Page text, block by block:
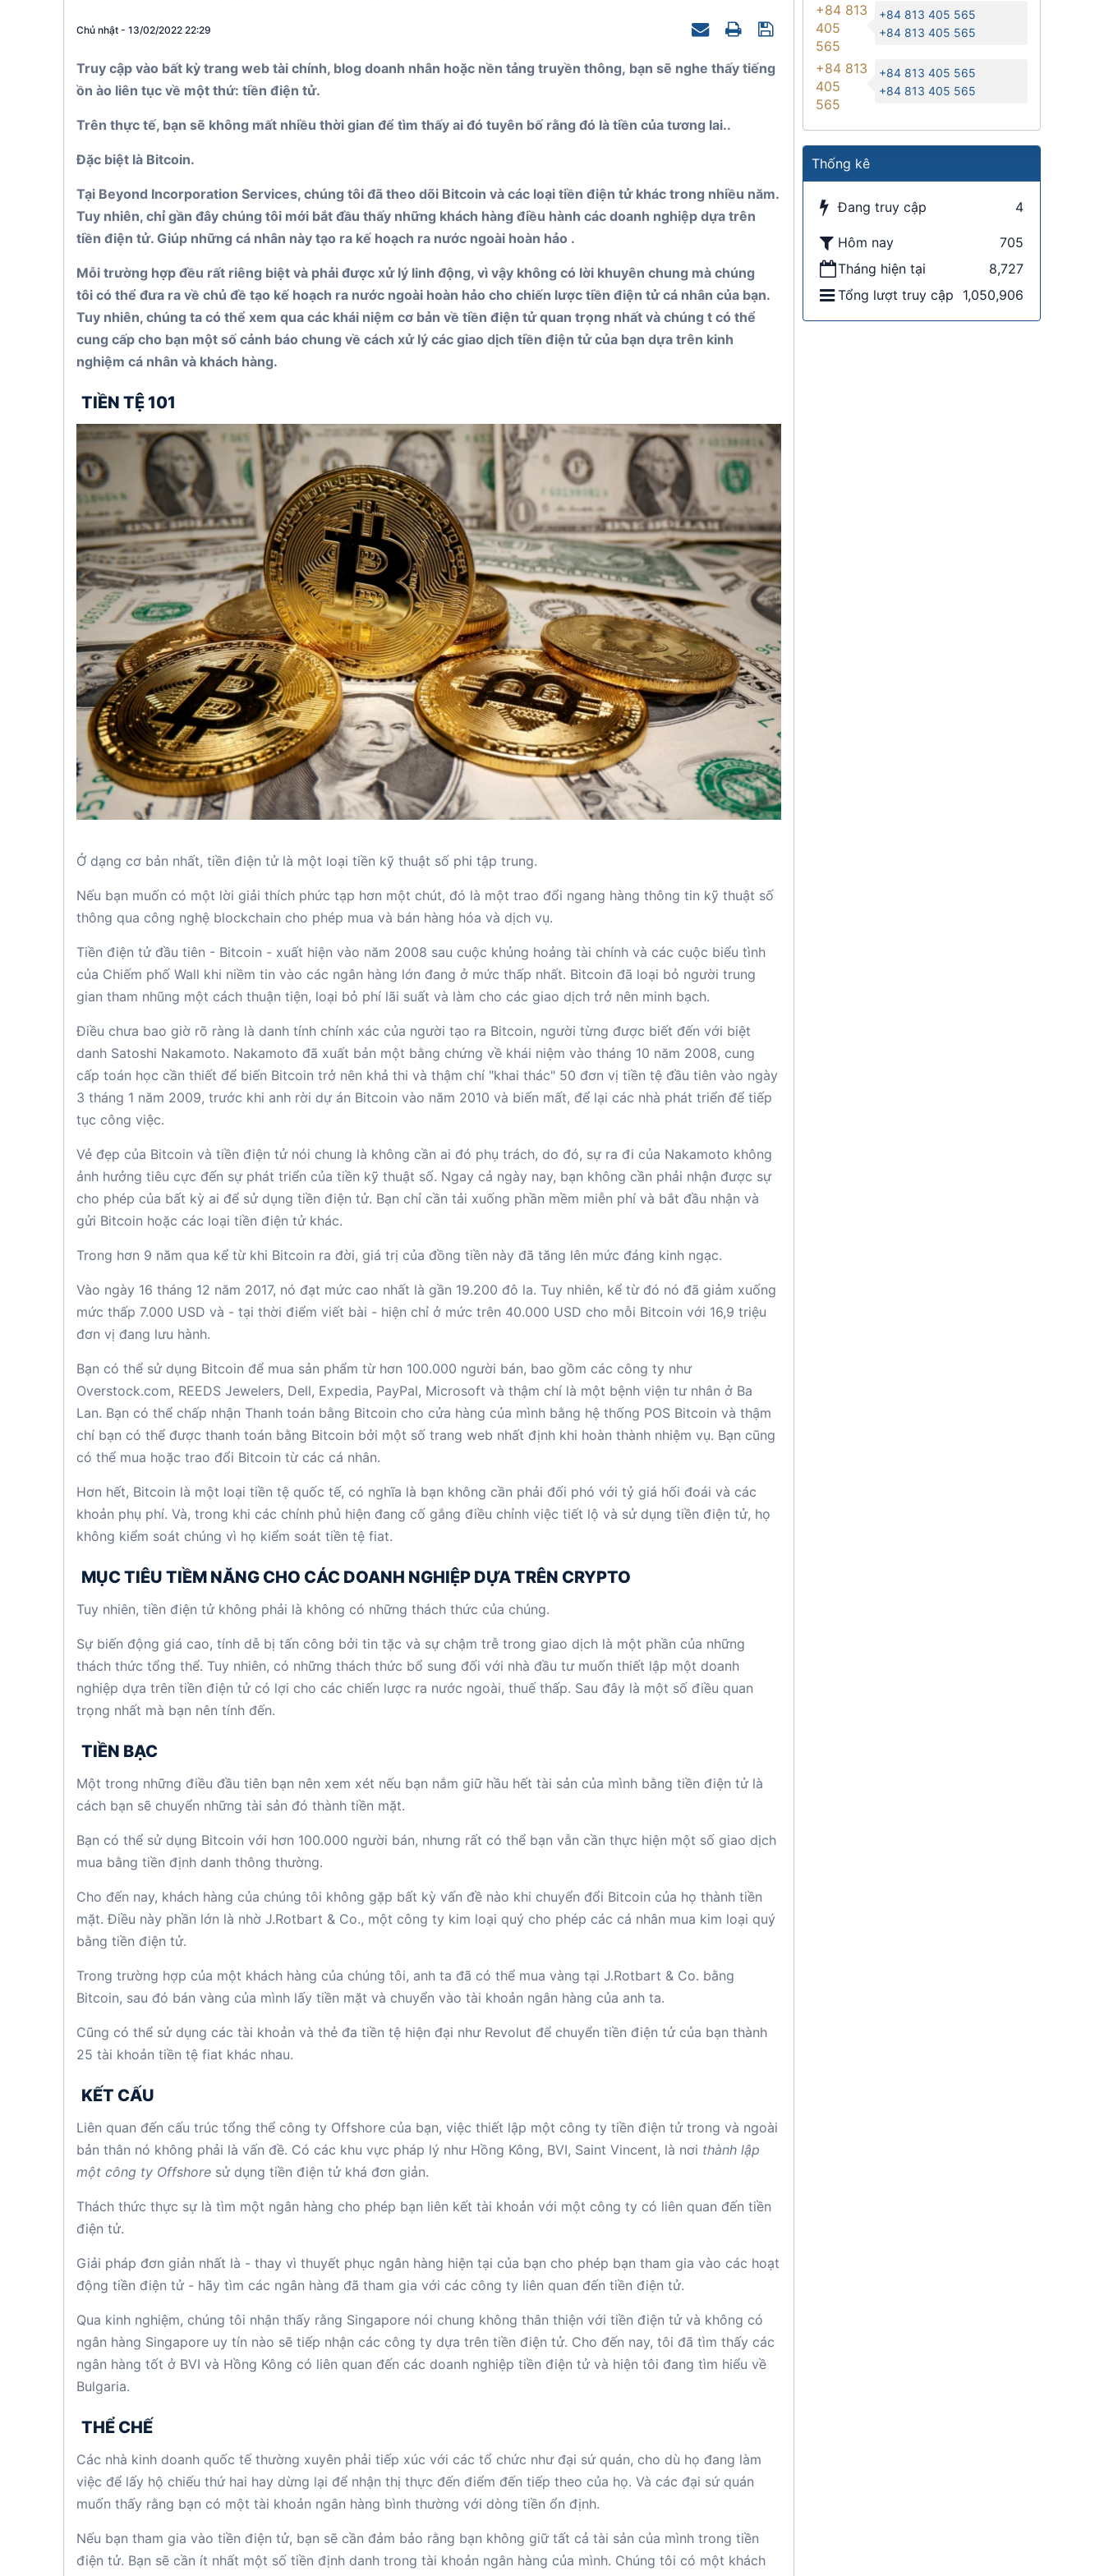
Chủ nhật - 13/02/2022 22:29
Truy cập vào bất kỳ trang web tài chính, blog doanh nhân hoặc nền tảng truyền thông, bạn sẽ nghe thấy tiếng
ồn ào liên tục về một thứ: tiền điện tử.
Trên thực tế, bạn sẽ không mất nhiều thời gian để tìm thấy ai đó tuyên bố rằng đó là tiền của tương lai..
Đặc biệt là Bitcoin.
Tại Beyond Incorporation Services, chúng tôi đã theo dõi Bitcoin và các loại tiền điện tử khác trong nhiều năm.
Tuy nhiên, chỉ gần đây chúng tôi mới bắt đầu thấy những khách hàng điều hành các doanh nghiệp dựa trên
tiền điện tử. Giúp những cá nhân này tạo ra kế hoạch ra nước ngoài hoàn hảo .
Mỗi trường hợp đều rất riêng biệt và phải được xử lý linh động, vì vậy không có lời khuyên chung mà chúng
tôi có thể đưa ra về chủ đề tạo kế hoạch ra nước ngoài hoàn hảo cho chiến lược tiền điện tử cá nhân của bạn.
Tuy nhiên, chúng ta có thể xem qua các khái niệm cơ bản về tiền điện tử quan trọng nhất và chúng t có thể
cung cấp cho bạn một số cảnh báo chung về cách xử lý các giao dịch tiền điện tử của bạn dựa trên kinh
nghiệm cá nhân và khách hàng.
TIỀN TỆ 101
Ở dạng cơ bản nhất, tiền điện tử là một loại tiền kỹ thuật số phi tập trung.
Nếu bạn muốn có một lời giải thích phức tạp hơn một chút, đó là một trao đổi ngang hàng thông tin kỹ thuật số
thông qua công nghệ blockchain cho phép mua và bán hàng hóa và dịch vụ.
Tiền điện tử đầu tiên - Bitcoin - xuất hiện vào năm 2008 sau cuộc khủng hoảng tài chính và các cuộc biểu tình
của Chiếm phố Wall khi niềm tin vào các ngân hàng lớn đang ở mức thấp nhất. Bitcoin đã loại bỏ người trung
gian tham nhũng một cách thuận tiện, loại bỏ phí lãi suất và làm cho các giao dịch trở nên minh bạch.
Điều chưa bao giờ rõ ràng là danh tính chính xác của người tạo ra Bitcoin, người từng được biết đến với biệt
danh Satoshi Nakamoto. Nakamoto đã xuất bản một bằng chứng về khái niệm vào tháng 10 năm 2008, cung
cấp toán học cần thiết để biến Bitcoin trở nên khả thi và thậm chí "khai thác" 50 đơn vị tiền tệ đầu tiên vào ngày
3 tháng 1 năm 2009, trước khi anh rời dự án Bitcoin vào năm 2010 và biến mất, để lại các nhà phát triển để tiếp
tục công việc.
Vẻ đẹp của Bitcoin và tiền điện tử nói chung là không cần ai đó phụ trách, do đó, sự ra đi của Nakamoto không
ảnh hưởng tiêu cực đến sự phát triển của tiền kỹ thuật số. Ngay cả ngày nay, bạn không cần phải nhận được sự
cho phép của bất kỳ ai để sử dụng tiền điện tử. Bạn chỉ cần tải xuống phần mềm miễn phí và bắt đầu nhận và
gửi Bitcoin hoặc các loại tiền điện tử khác.
Trong hơn 9 năm qua kể từ khi Bitcoin ra đời, giá trị của đồng tiền này đã tăng lên mức đáng kinh ngạc.
Vào ngày 16 tháng 12 năm 2017, nó đạt mức cao nhất là gần 19.200 đô la. Tuy nhiên, kể từ đó nó đã giảm xuống
mức thấp 7.000 USD và - tại thời điểm viết bài - hiện chỉ ở mức trên 40.000 USD cho mỗi Bitcoin với 16,9 triệu
đơn vị đang lưu hành.
Bạn có thể sử dụng Bitcoin để mua sản phẩm từ hơn 100.000 người bán, bao gồm các công ty như
Overstock.com, REEDS Jewelers, Dell, Expedia, PayPal, Microsoft và thậm chí là một bệnh viện tư nhân ở Ba
Lan. Bạn có thể chấp nhận Thanh toán bằng Bitcoin cho cửa hàng của mình bằng hệ thống POS Bitcoin và thậm
chí bạn có thể được thanh toán bằng Bitcoin bởi một số trang web nhất định khi hoàn thành nhiệm vụ. Bạn cũng
có thể mua hoặc trao đổi Bitcoin từ các cá nhân.
Hơn hết, Bitcoin là một loại tiền tệ quốc tế, có nghĩa là bạn không cần phải đối phó với tỷ giá hối đoái và các
khoản phụ phí. Và, trong khi các chính phủ hiện đang cố gắng điều chỉnh việc tiết lộ và sử dụng tiền điện tử, họ
không kiểm soát chúng vì họ kiểm soát tiền tệ fiat.
MỤC TIÊU TIỀM NĂNG CHO CÁC DOANH NGHIỆP DỰA TRÊN CRYPTO
Tuy nhiên, tiền điện tử không phải là không có những thách thức của chúng.
Sự biến động giá cao, tính dễ bị tấn công bởi tin tặc và sự chậm trễ trong giao dịch là một phần của những
thách thức tổng thể. Tuy nhiên, có những thách thức bổ sung đối với nhà đầu tư muốn thiết lập một doanh
nghiệp dựa trên tiền điện tử có lợi cho các chiến lược ra nước ngoài, thuế thấp. Sau đây là một số điều quan
trọng nhất mà bạn nên tính đến.
TIỀN BẠC
Một trong những điều đầu tiên bạn nên xem xét nếu bạn nắm giữ hầu hết tài sản của mình bằng tiền điện tử là
cách bạn sẽ chuyển những tài sản đó thành tiền mặt.
Bạn có thể sử dụng Bitcoin với hơn 100.000 người bán, nhưng rất có thể bạn vẫn cần thực hiện một số giao dịch
mua bằng tiền định danh thông thường.
Cho đến nay, khách hàng của chúng tôi không gặp bất kỳ vấn đề nào khi chuyển đổi Bitcoin của họ thành tiền
mặt. Điều này phần lớn là nhờ J.Rotbart & Co., một công ty kim loại quý cho phép các cá nhân mua kim loại quý
bằng tiền điện tử.
Trong trường hợp của một khách hàng của chúng tôi, anh ta đã có thể mua vàng tại J.Rotbart & Co. bằng
Bitcoin, sau đó bán vàng của mình lấy tiền mặt và chuyển vào tài khoản ngân hàng của anh ta.
Cũng có thể sử dụng các tài khoản và thẻ đa tiền tệ hiện đại như Revolut để chuyển tiền điện tử của bạn thành
25 tài khoản tiền tệ fiat khác nhau.
KẾT CẤU
Liên quan đến cấu trúc tổng thể công ty Offshore của bạn, việc thiết lập một công ty tiền điện tử trong và ngoài
bản thân nó không phải là vấn đề. Có các khu vực pháp lý như Hồng Kông, BVI, Saint Vincent, là nơi thành lập
một công ty Offshore sử dụng tiền điện tử khá đơn giản.
Thách thức thực sự là tìm một ngân hàng cho phép bạn liên kết tài khoản với một công ty có liên quan đến tiền
điện tử.
Giải pháp đơn giản nhất là - thay vì thuyết phục ngân hàng hiện tại của bạn cho phép bạn tham gia vào các hoạt
động tiền điện tử - hãy tìm các ngân hàng đã tham gia với các công ty liên quan đến tiền điện tử.
Qua kinh nghiệm, chúng tôi nhận thấy rằng Singapore nói chung không thân thiện với tiền điện tử và không có
ngân hàng Singapore uy tín nào sẽ tiếp nhận các công ty dựa trên tiền điện tử. Cho đến nay, tôi đã tìm thấy các
ngân hàng tốt ở BVI và Hồng Kông có liên quan đến các doanh nghiệp tiền điện tử và hiện tôi đang tìm hiểu về
Bulgaria.
THỂ CHẾ
Các nhà kinh doanh quốc tế thường xuyên phải tiếp xúc với các tổ chức như đại sứ quán, cho dù họ đang làm
việc để lấy hộ chiếu thứ hai hay dừng lại để nhận thị thực đến điểm đến tiếp theo của họ. Và các đại sứ quán
muốn thấy rằng bạn có một tài khoản ngân hàng bình thường với dòng tiền ổn định.
Nếu bạn tham gia vào tiền điện tử, bạn sẽ cần đảm bảo rằng bạn không giữ tất cả tài sản của mình trong tiền
điện tử. Bạn sẽ cần ít nhất một số tiền định danh trong tài khoản ngân hàng của mình. Chúng tôi có một khách
+84 813
405
565
+84 813 405 565
+84 813 405 565
+84 813
405
565
+84 813 405 565
+84 813 405 565
Thống kê
Đang truy cập 4
Hôm nay
705
Tháng hiện tại
8,727
Tổng lượt truy cập
1,050,906